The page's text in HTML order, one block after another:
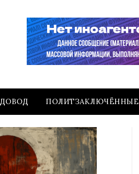
ПОЛИТЗАКЛЮЧЁННЫЕ